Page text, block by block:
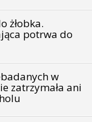
żłobka.
potrwa do
w
zatrzymała ani